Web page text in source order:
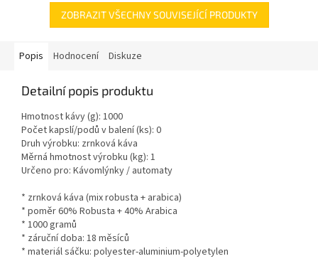
ZOBRAZIT VŠECHNY SOUVISEJÍCÍ PRODUKTY
Popis Hodnocení Diskuze
Detailní popis produktu
Hmotnost kávy (g): 1000
Počet kapslí/podů v balení (ks): 0
Druh výrobku: zrnková káva
Měrná hmotnost výrobku (kg): 1
Určeno pro: Kávomlýnky / automaty
* zrnková káva (mix robusta + arabica)
* poměr 60% Robusta + 40% Arabica
* 1000 gramů
* záruční doba: 18 měsíců
* materiál sáčku: polyester-aluminium-polyetylen